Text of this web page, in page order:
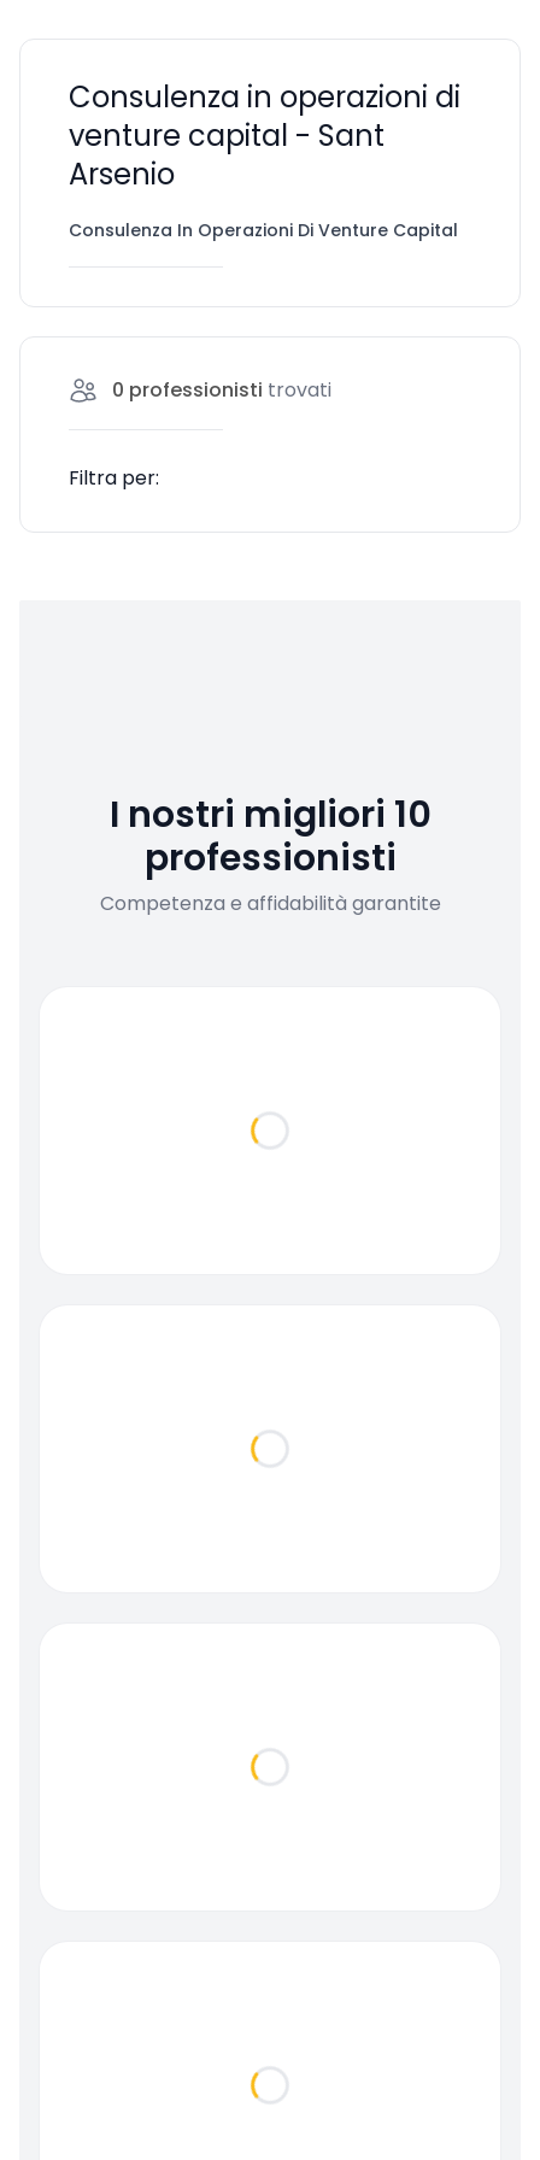
Consulenza in operazioni di
venture capital - Sant
Arsenio
Consulenza In Operazioni Di Venture Capital
0 professionisti trovati
Filtra per:
I nostri migliori 10
professionisti
Competenza e affidabilità garantite
Loading...
Loading...
Loading...
Loading...